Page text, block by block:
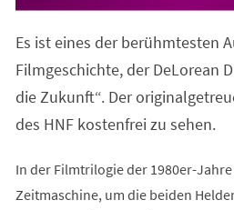
Es ist eines der berühmtesten
Filmgeschichte, der DeLorean
die Zukunft“. Der
des HNF kostenfrei zu sehen.
In der Filmtrilogie der 1980er-
Zeitmaschine, um die beiden